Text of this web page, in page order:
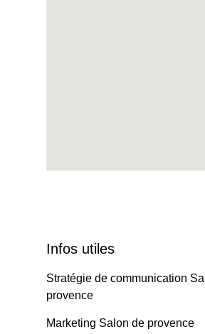
Infos utiles
Stratégie de communication
provence
Marketing Salon de provence